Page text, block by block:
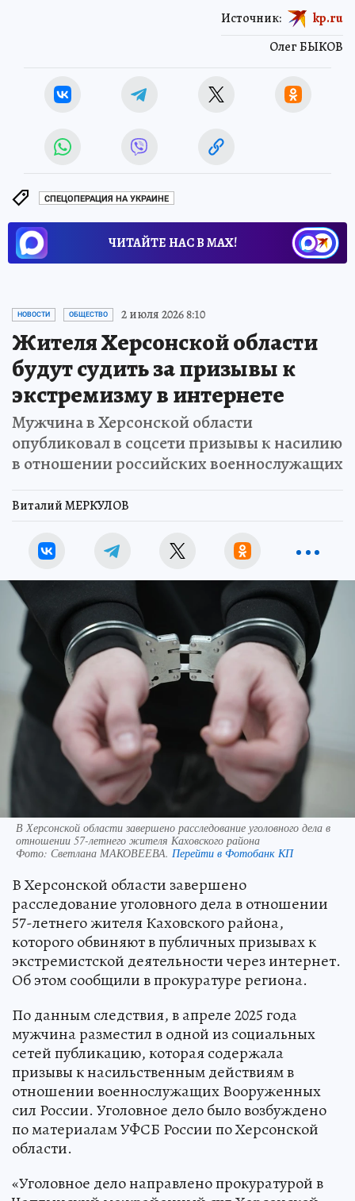
Олег БЫКОВ
Источник: kp.ru
СПЕЦОПЕРАЦИЯ НА УКРАИНЕ
ЧИТАЙТЕ НАС В МАХ!
НОВОСТИ ОБЩЕСТВО 2 июля 2026 8:10
Жителя Херсонской области
будут судить за призывы к
экстремизму в интернете
Мужчина в Херсонской области
опубликовал в соцсети призывы к насилию
в отношении российских военнослужащих
Виталий МЕРКУЛОВ
В Херсонской области завершено расследование уголовного дела в
отношении 57-летнего жителя Каховского района
Фото: Светлана МАКОВЕЕВА. Перейти в Фотобанк КП
В Херсонской области завершено
расследование уголовного дела в отношении
57-летнего жителя Каховского района,
которого обвиняют в публичных призывах к
экстремистской деятельности через интернет.
Об этом сообщили в прокуратуре региона.
По данным следствия, в апреле 2025 года
мужчина разместил в одной из социальных
сетей публикацию, которая содержала
призывы к насильственным действиям в
отношении военнослужащих Вооруженных
сил России. Уголовное дело было возбуждено
по материалам УФСБ России по Херсонской
области.
«Уголовное дело направлено прокуратурой в